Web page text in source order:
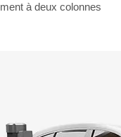
à deux colonnes